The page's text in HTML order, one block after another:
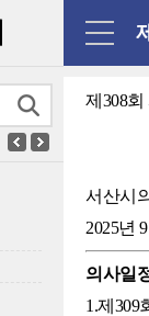
제308
서산시
2025년
의사일
1.제309